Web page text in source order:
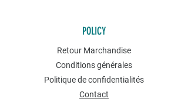
POLICY
Retour Marchandise
Conditions générales
Politique de confidentialités
Contact